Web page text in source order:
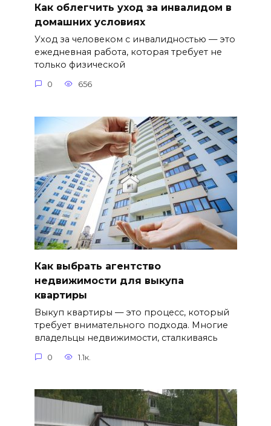
Как облегчить уход за инвалидом в
домашних условиях
Уход за человеком с инвалидностью — это
ежедневная работа, которая требует не
только физической
0 656
Как выбрать агентство
недвижимости для выкупа
квартиры
Выкуп квартиры — это процесс, который
требует внимательного подхода. Многие
владельцы недвижимости, сталкиваясь
0 1.1к.